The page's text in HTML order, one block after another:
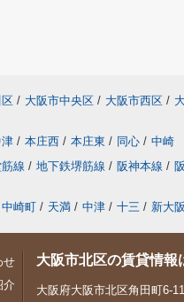
/ 大阪市中央区 / 大阪市西区 /
/ 本庄西 / 本庄東 / 同心 / 中崎
線 / 地下鉄堺筋線 / 阪神本線 /
中崎町 / 天満 / 中津 / 十三 / 新大阪
せ
介
大阪市北区の賃貸情
大阪府大阪市北区角田町6-11